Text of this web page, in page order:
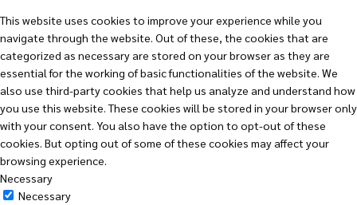
This website uses cookies to improve your experience while you
navigate through the website. Out of these, the cookies that are
categorized as necessary are stored on your browser as they are
essential for the working of basic functionalities of the website. We
also use third-party cookies that help us analyze and understand how
you use this website. These cookies will be stored in your browser only
with your consent. You also have the option to opt-out of these
cookies. But opting out of some of these cookies may affect your
browsing experience.
Necessary
Necessary